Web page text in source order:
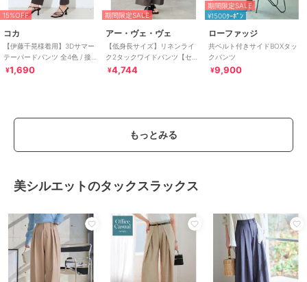
15%OFF
コカ
【伊藤千晃様着用】3Dサマー
テーパードパンツ 全4色 / 接触
冷感・シワになりにくい
¥1,690
期間限定SALE
アー・ヴェ・ヴェ
【低身長サイズ】リネンライ
ク2タックワイドパンツ【セッ
トアップ対応/接触冷感/UVカ
¥4,744
期間限定SALE
¥1500ｸｰﾎﾟﾝ
ローファッジ
共ベルト付きサイドBOXタッ
クパンツ
¥9,900
もっとみる
美シルエットのタックスラックス